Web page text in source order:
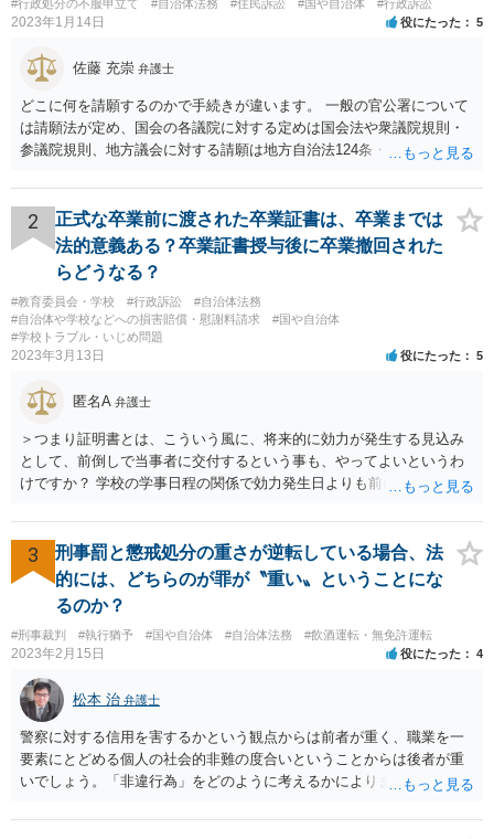
#行政処分の不服申立て #自治体法務 #住民訴訟 #国や自治体 #行政訴訟
2023年1月14日 役にたった 5
佐藤 充崇 弁護士
どこに何を請願するのかで手続きが違います。 一般の官公署について
は請願法が定め、国会の各議院に対する定めは国会法や衆議院規則・
参議院規則、地方議会に対する請願は地方自治法124条・125条が定め
スムースかと思います。
2
正式な卒業前に渡された卒業証書は、卒業までは
法的意義ある？卒業証書授与後に卒業撤回された
らどうなる？
#教育委員会・学校 #行政訴訟
#自治体法務
#自治体や学校などへの損害賠償・慰謝料請求
#国や自治体
#学校トラブル・いじめ問題
2023年3月13日 役にたった 5
匿名A 弁護士
＞つまり証明書とは、こういう風に、将来的に効力が発生する見込み
として、前倒しで当事者に交付するという事も、やってよいというわ
けですか？ 学校の学事日程の関係で効力発生日よりも前に交付したか
でしょう。 両者をそろえるに越したことはないですが、卒業式の日程
自体は各学校によって慣例として定められることが多いですし、学籍
離脱日も、学校によって異なるようですから、そのこと自体に特に問
題はないでしょう。 ＞万一、効力発生日より前に、その効力が無効と
なる出来事が起こったとしたら、その証明書は効力を発生する事な
く、証明書としては無効化されるということですね？ そう考えるのが
自然でしょう。 ただし、卒業証書自体は、通常記載されている内容
が、全課程を修了したという事実について記載されており、卒業式時
点では、そのこと自体は過去の事実として間違いないので、卒業証書
自体の無効かどうかという法的な効力を議論するものではないでしょ
う。 問題は、証書そのものではなく、在学中に何らかの問題を起こし
て学籍を剥奪されたかどうか、ということなので、厳密に言えば卒業
証書自体の議論とは直接関係しないと思います。
3
刑事罰と懲戒処分の重さが逆転している場合、法
的には、どちらのが罪が〝重い〟ということにな
るのか？
#刑事裁判 #執行猶予 #国や自治体 #自治体法務 #飲酒運転・無免許運転
2023年2月15日 役にたった 4
松本 治 弁護士
警察に対する信用を害するかという観点からは前者が重く、職業を一
要素にとどめる個人の社会的非難の度合いということからは後者が重
いでしょう。「非違行為」をどのように考えるかによります。